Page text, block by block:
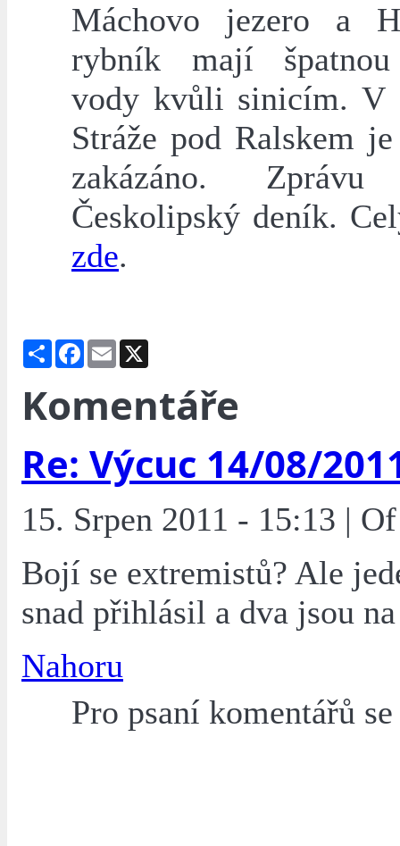
Máchovo jezero a
rybník mají
vody kvůli sinicím. V
Stráže pod Ralskem
zakázáno. Zprávu
Českolipský deník.
zde.
Share Facebook
Email
Komentáře
Re: Výcuc 14/08/
15. Srpen 2011 - 15:13 |
Bojí se extremistů? Ale
snad přihlásil a dva jsou
Nahoru
Pro psaní komentářů